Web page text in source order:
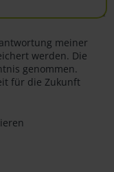
meiner
werden. Die
genommen.
für die Zukunft